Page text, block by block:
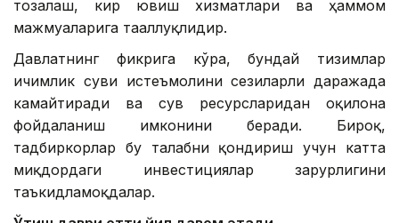
тозалаш, кир ювиш хизматлари ва ҳаммом
мажмуаларига тааллуқлидир.
Давлатнинг фикрига кўра, бундай тизимлар
ичимлик суви истеъмолини сезиларли даражада
камайтиради ва сув ресурсларидан оқилона
фойдаланиш имконини беради. Бироқ,
тадбиркорлар бу талабни қондириш учун катта
миқдордаги инвестициялар зарурлигини
таъкидламоқдалар.